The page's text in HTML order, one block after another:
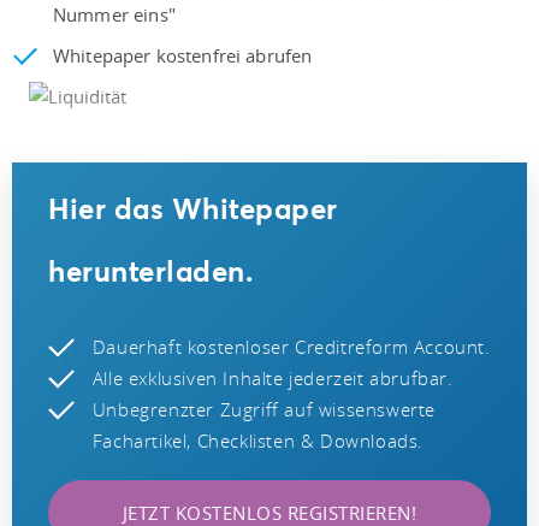
Nummer eins"
Whitepaper kostenfrei abrufen
Hier das Whitepaper
herunterladen.
Dauerhaft kostenloser Creditreform Account.
Alle exklusiven Inhalte jederzeit abrufbar.
Unbegrenzter Zugriff auf wissenswerte
Fachartikel, Checklisten & Downloads.
JETZT KOSTENLOS REGISTRIEREN!